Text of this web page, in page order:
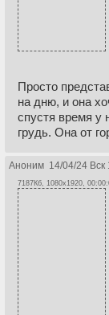
Просто
на дню, и она
спустя время у
грудь. Она от
Аноним 14/04/24 Вск
7187Кб, 1080x1920,